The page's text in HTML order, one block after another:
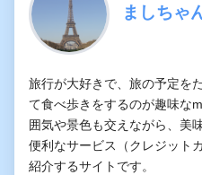
ましちゃ
旅行が大好きで、旅の予定を
て食べ歩きをするのが趣味な
囲気や景色も交えながら、美
便利なサービス（クレジット
紹介するサイトです。